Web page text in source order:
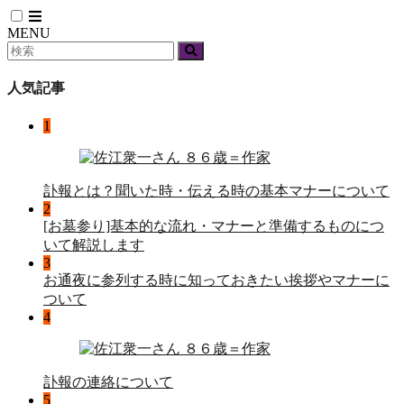
MENU
人気記事
1
訃報とは？聞いた時・伝える時の基本マナーについて
2
[お墓参り]基本的な流れ・マナーと準備するものにつ
いて解説します
3
お通夜に参列する時に知っておきたい挨拶やマナーに
ついて
4
訃報の連絡について
5